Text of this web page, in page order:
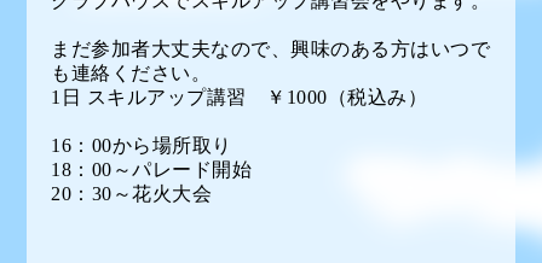
まだ参加者大丈夫なので、興味のある方はいつで
も連絡ください。
1日 スキルアップ講習 ￥1000（税込み）
16：00から場所取り
18：00～パレード開始
20：30～花火大会